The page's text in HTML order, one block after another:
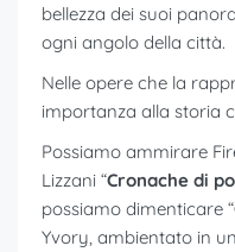
bellezza dei suoi
ogni angolo della città.
Nelle opere che la
importanza alla storia
Possiamo ammirare
Lizzani “Cronache di
possiamo dimenticare “
Yvory, ambientato in